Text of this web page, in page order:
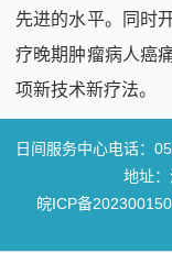
先进的水平。同时
疗晚期肿瘤病人癌
项新技术新疗法。
日间服务中心电话：
地址
皖ICP备